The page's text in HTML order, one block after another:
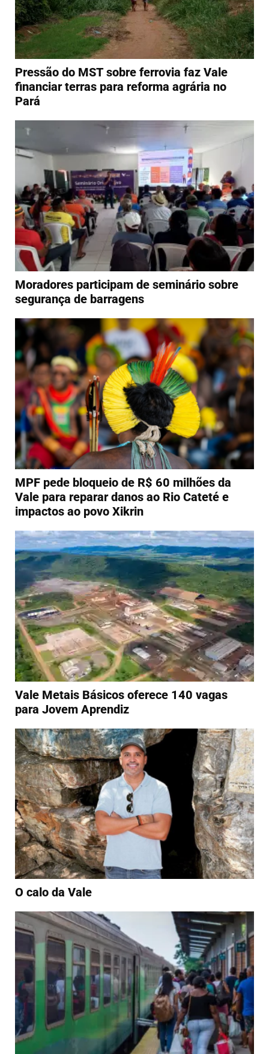
Pressão do MST sobre ferrovia faz Vale
financiar terras para reforma agrária no
Pará
Moradores participam de seminário sobre
segurança de barragens
MPF pede bloqueio de R$ 60 milhões da
Vale para reparar danos ao Rio Cateté e
impactos ao povo Xikrin
Vale Metais Básicos oferece 140 vagas
para Jovem Aprendiz
O calo da Vale